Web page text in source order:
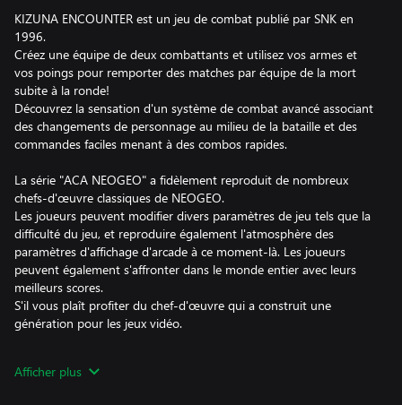
KIZUNA ENCOUNTER est un jeu de combat publié par SNK en
1996.
Créez une équipe de deux combattants et utilisez vos armes et
vos poings pour remporter des matches par équipe de la mort
subite à la ronde!
Découvrez la sensation d'un système de combat avancé associant
des changements de personnage au milieu de la bataille et des
commandes faciles menant à des combos rapides.
La série "ACA NEOGEO" a fidèlement reproduit de nombreux
chefs-d'œuvre classiques de NEOGEO.
Les joueurs peuvent modifier divers paramètres de jeu tels que la
difficulté du jeu, et reproduire également l'atmosphère des
paramètres d'affichage d'arcade à ce moment-là. Les joueurs
peuvent également s'affronter dans le monde entier avec leurs
meilleurs scores.
S'il vous plaît profiter du chef-d'œuvre qui a construit une
génération pour les jeux vidéo.
peut y avoir des différences entre cette version et les versions
Afficher plus